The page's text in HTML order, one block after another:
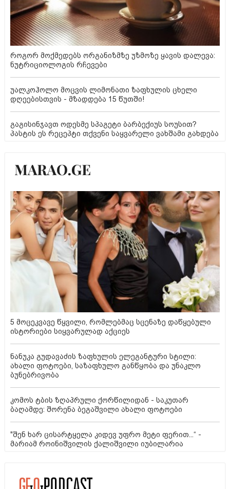
როგორ მოქმედებს ორგანიზმზე უზმოზე ყავის დალევა:
ნუტრიციოლოგის რჩევები
უალკოჰოლო მოცვის ლიმონათი ზაფხულის ცხელი
დღეებისთვის - მზადდება 15 წუთში!
გაგისინჯავთ ოდესმე სპაგეტი ბარბექიუს სოუსით?
პასტის ეს რეცეპტი თქვენი საყვარელი ვახშამი გახდება
5 მოცეკვავე წყვილი, რომლებმაც სცენაზე დაწყებული
ისტორიები სიყვარულად აქციეს
ნანუკა გუდავაძის ზაფხულის ელეგანტური სტილი:
ახალი ფოტოები, საზაფხულო განწყობა და უნაკლო
ბუნებრივობა
კომოს ტბის ზღაპრული ქორწილიდან - საკუთარ
ბაღამდე: შორენა ბეგაშვილი ახალი ფოტოები
"შენ ხარ ცისარტყელა კიდევ უფრო მეტი ფერით...“ -
მარიამ როინიშვილის ქალიშვილი იუბილარია